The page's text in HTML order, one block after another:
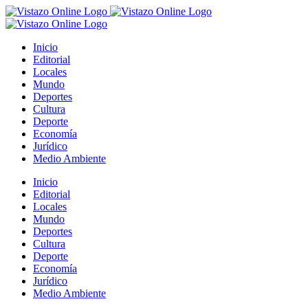
Saltar
al
Inicio
Editorial
Locales
Mundo
Deportes
Cultura
Deporte
Economía
Jurídico
Medio Ambiente
Inicio
Editorial
Locales
Mundo
Deportes
Cultura
Deporte
Economía
Jurídico
Medio Ambiente